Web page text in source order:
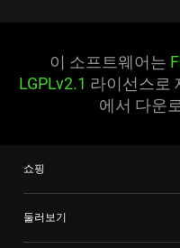
이 소프트웨어는
LGPLv2.1 라이선스로
에서 다운
쇼핑
둘러보기